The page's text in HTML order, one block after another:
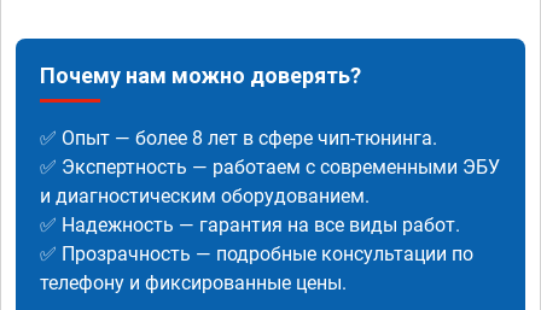
Почему нам можно доверять?
✅ Опыт — более 8 лет в сфере чип-тюнинга.
✅ Экспертность — работаем с современными ЭБУ
и диагностическим оборудованием.
✅ Надежность — гарантия на все виды работ.
✅ Прозрачность — подробные консультации по
телефону и фиксированные цены.